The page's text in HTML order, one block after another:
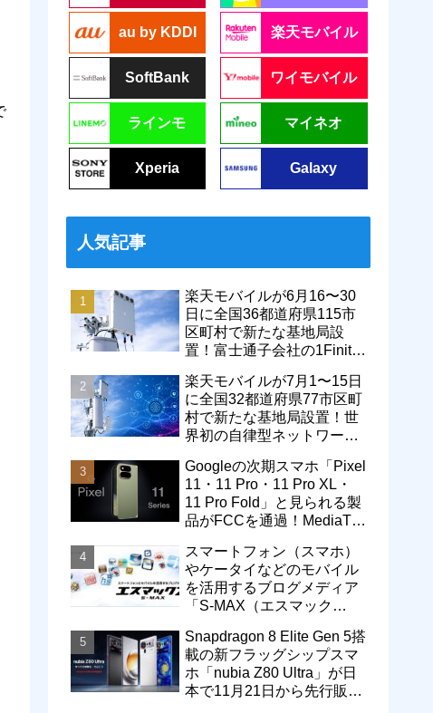
au by KDDI 楽天モバイル
SoftBank ワイモバイル
ラインモ マイネオ
Xperia Galaxy
人気記事
楽天モバイルが6月16〜30
日に全国36都道府県115市
区町村で新たな基地局設
置！富士通子会社の1Finity
エリアが拡大
楽天モバイルが7月1〜15日
に全国32都道府県77市区町
村で新たな基地局設置！世
界初の自律型ネットワーク
通信品質も改善
Googleの次期スマホ「Pixel
11・11 Pro・11 Pro XL・
11 Pro Fold」と見られる製
品がFCCを通過！MediaTek
スマートフォン（スマホ）
やケータイなどのモバイル
を活用するブログメディア
「S-MAX（エスマック
Snapdragon 8 Elite Gen 5搭
載の新フラッグシップスマ
ホ「nubia Z80 Ultra」が日
本で11月21日から先行販